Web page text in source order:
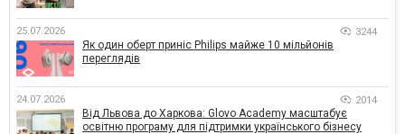
25.07.2026 3244
Як один оберт приніс Philips майже 10 мільйонів
переглядів
24.07.2026 2014
Від Львова до Харкова: Glovo Academy масштабує
освітню програму для підтримки українського бізнесу